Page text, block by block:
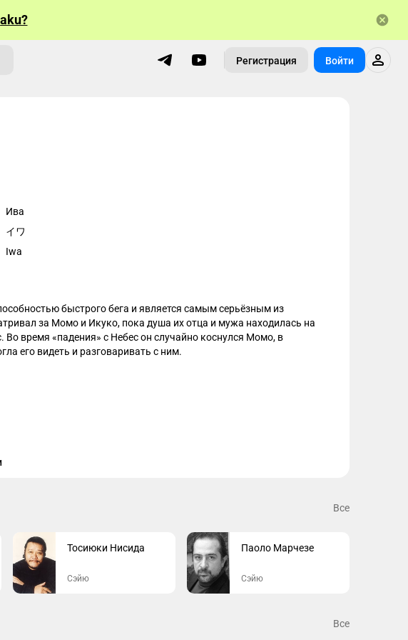
Регистрация Войти
быстрого бега и является самым серьёзным из
за Момо и Икуко, пока душа их отца и мужа находилась на
Во время «падения» с Небес он случайно коснулся Момо, в
его видеть и разговаривать с ним.
Ива
イワ
Iwa
Все
Тосиюки Нисида
Сэйю
Паоло Марчезе
Сэйю
Все